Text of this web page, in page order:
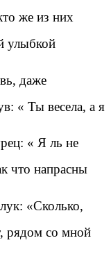
же из них
улыбкой
даже
« Ты весела, а я
« Я ль не
что напрасны
«Сколько,
рядом со мной